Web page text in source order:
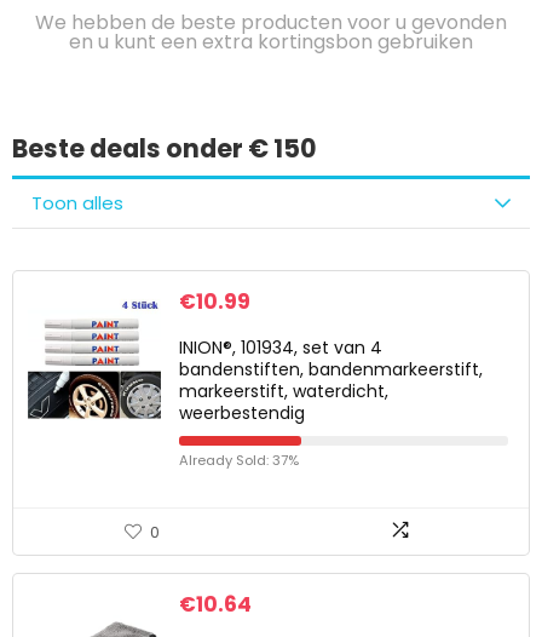
We hebben de beste producten voor u gevonden
en u kunt een extra kortingsbon gebruiken
Beste deals onder € 150
Toon alles
€10.99
INION®, 101934, set van 4
bandenstiften, bandenmarkeerstift,
markeerstift, waterdicht,
weerbestendig
Already Sold: 37%
0
€10.64